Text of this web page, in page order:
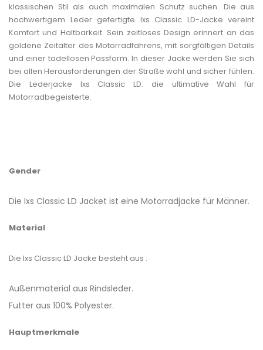
klassischen Stil als auch maximalen Schutz suchen. Die aus
hochwertigem Leder gefertigte Ixs Classic LD-Jacke vereint
Komfort und Haltbarkeit. Sein zeitloses Design erinnert an das
goldene Zeitalter des Motorradfahrens, mit sorgfältigen Details
und einer tadellosen Passform. In dieser Jacke werden Sie sich
bei allen Herausforderungen der Straße wohl und sicher fühlen.
Die Lederjacke Ixs Classic LD: die ultimative Wahl für
Motorradbegeisterte.
Gender
Die Ixs Classic LD Jacket ist eine Motorradjacke für Männer.
Material
Die Ixs Classic LD Jacke besteht aus :
Außenmaterial aus Rindsleder.
Futter aus 100% Polyester.
Hauptmerkmale